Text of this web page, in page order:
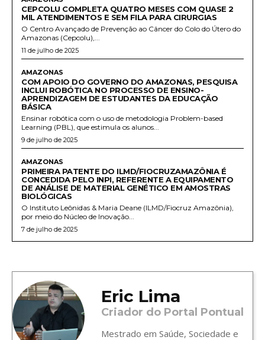
CEPCOLU COMPLETA QUATRO MESES COM QUASE 2
MIL ATENDIMENTOS E SEM FILA PARA CIRURGIAS
O Centro Avançado de Prevenção ao Câncer do Colo do Útero do
Amazonas (Cepcolu),...
11 de julho de 2025
AMAZONAS
COM APOIO DO GOVERNO DO AMAZONAS, PESQUISA
INCLUI ROBÓTICA NO PROCESSO DE ENSINO-
APRENDIZAGEM DE ESTUDANTES DA EDUCAÇÃO
BÁSICA
Ensinar robótica com o uso de metodologia Problem-based
Learning (PBL), que estimula os alunos...
9 de julho de 2025
AMAZONAS
PRIMEIRA PATENTE DO ILMD/FIOCRUZAMAZÔNIA É
CONCEDIDA PELO INPI, REFERENTE A EQUIPAMENTO
DE ANÁLISE DE MATERIAL GENÉTICO EM AMOSTRAS
BIOLÓGICAS
O Instituto Leônidas & Maria Deane (ILMD/Fiocruz Amazônia),
por meio do Núcleo de Inovação...
7 de julho de 2025
Eric Lima
Criador do Portal Pontual
Mestrado em Saúde, Sociedade e